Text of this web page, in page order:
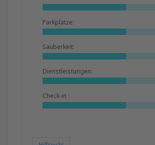
Parkplätze:
Sauberkeit:
Dienstleistungen:
Check-in :